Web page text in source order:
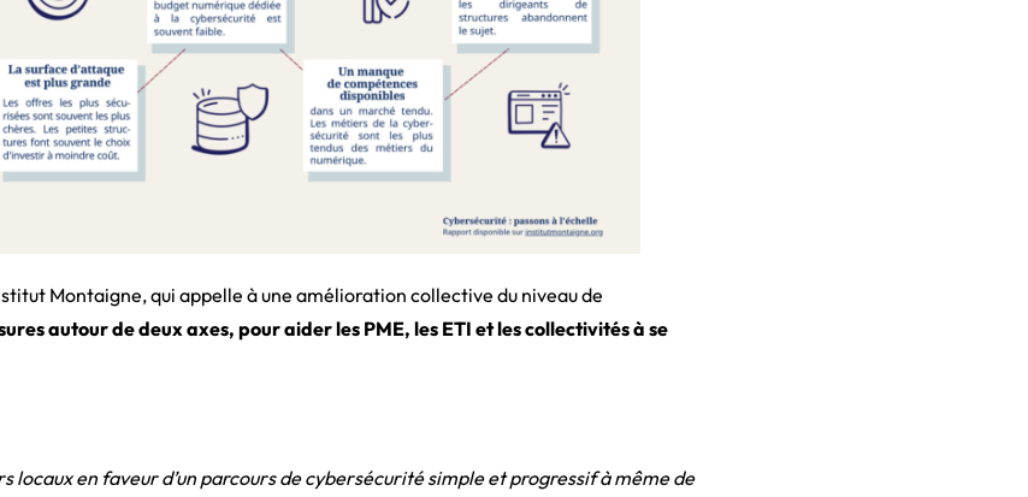
Montaigne, qui appelle à une amélioration collective du niveau de
autour de deux axes, pour aider les PME, les ETI et les collectivités à se
locaux en faveur d’un parcours de cybersécurité simple et progressif à même de